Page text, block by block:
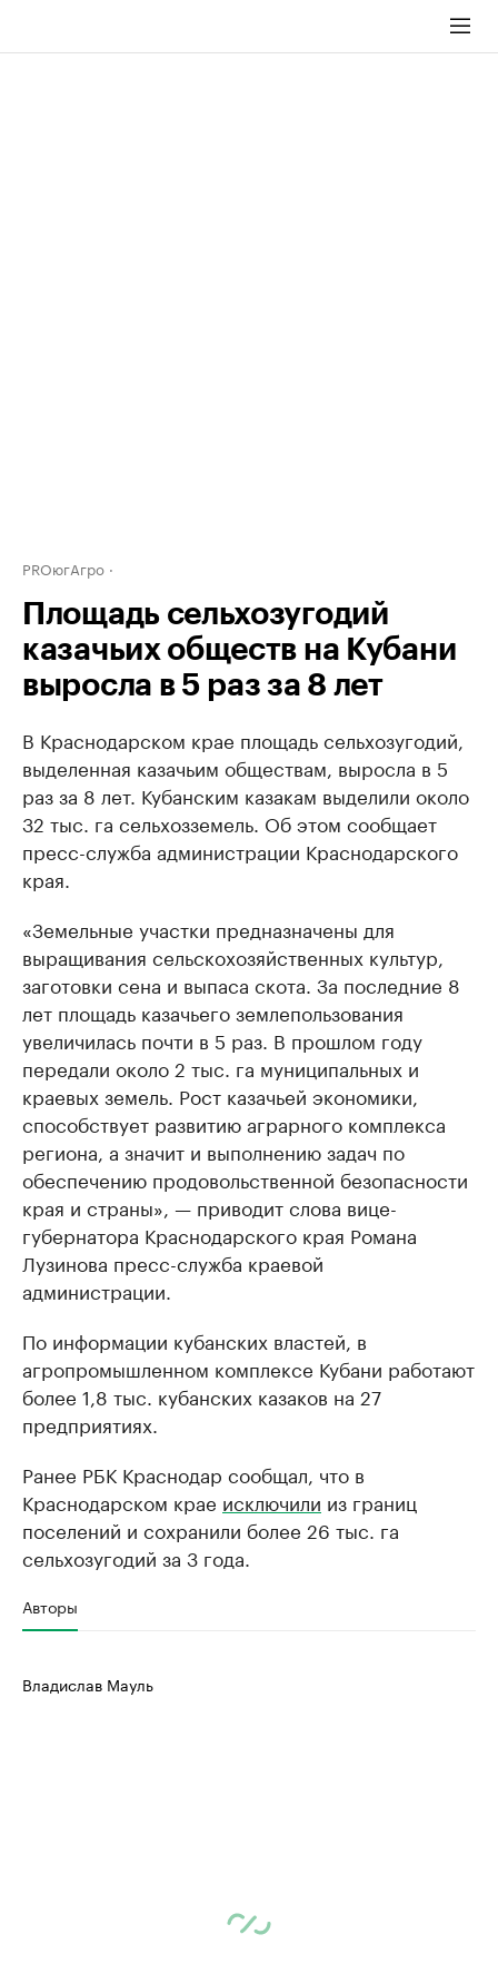
PROюгАгро
Площадь сельхозугодий
казачьих обществ на Кубани
выросла в 5 раз за 8 лет
В Краснодарском крае площадь сельхозугодий,
выделенная казачьим обществам, выросла в 5
раз за 8 лет. Кубанским казакам выделили около
32 тыс. га сельхозземель. Об этом сообщает
пресс-служба администрации Краснодарского
края.
«Земельные участки предназначены для
выращивания сельскохозяйственных культур,
заготовки сена и выпаса скота. За последние 8
лет площадь казачьего землепользования
увеличилась почти в 5 раз. В прошлом году
передали около 2 тыс. га муниципальных и
краевых земель. Рост казачьей экономики,
способствует развитию аграрного комплекса
региона, а значит и выполнению задач по
обеспечению продовольственной безопасности
края и страны», — приводит слова вице-
губернатора Краснодарского края Романа
Лузинова пресс-служба краевой
администрации.
По информации кубанских властей, в
агропромышленном комплексе Кубани работают
более 1,8 тыс. кубанских казаков на 27
предприятиях.
Ранее РБК Краснодар сообщал, что в
Краснодарском крае исключили из границ
поселений и сохранили более 26 тыс. га
сельхозугодий за 3 года.
Авторы
Владислав Мауль